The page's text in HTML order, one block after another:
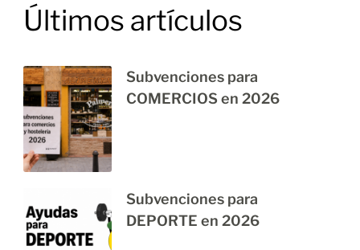
Últimos artículos
Subvenciones para
COMERCIOS en 2026
Subvenciones para
DEPORTE en 2026